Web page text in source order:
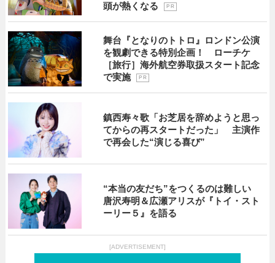
頭が熱くなる
P R
舞台『となりのトトロ』ロンドン公演
を観劇できる特別企画！ ローチケ
［旅行］海外航空券取扱スタート記念
で実施
P R
鎮西寿々歌「お芝居を辞めようと思っ
てからの再スタートだった」 主演作
で再会した“演じる喜び”
“本当の友だち”をつくるのは難しい
唐沢寿明＆広瀬アリスが『トイ・スト
ーリー５』を語る
[ADVERTISEMENT]